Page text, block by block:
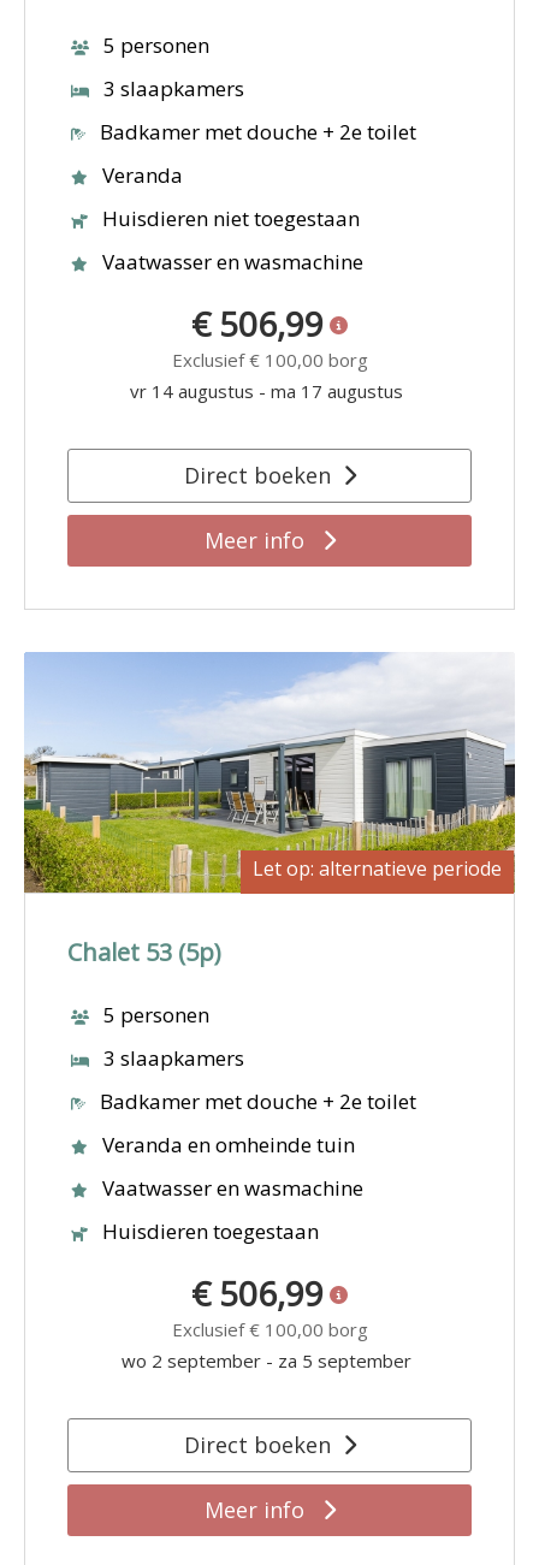
5 personen
3 slaapkamers
Badkamer met douche + 2e toilet
Veranda
Huisdieren niet toegestaan
Vaatwasser en wasmachine
€ 506,99
Exclusief € 100,00 borg
vr 14 augustus - ma 17 augustus
Direct boeken
Meer info
Let op: alternatieve periode
Chalet 53 (5p)
5 personen
3 slaapkamers
Badkamer met douche + 2e toilet
Veranda en omheinde tuin
Vaatwasser en wasmachine
Huisdieren toegestaan
€ 506,99
Exclusief € 100,00 borg
wo 2 september - za 5 september
Direct boeken
Meer info